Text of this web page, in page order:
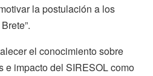
la postulación a los
el conocimiento sobre
e impacto del SIRESOL como